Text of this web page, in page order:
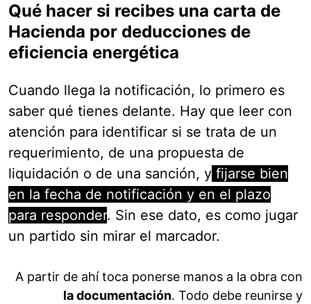
Qué hacer si recibes una carta de
Hacienda por deducciones de
eficiencia energética
Cuando llega la notificación, lo primero es
saber qué tienes delante. Hay que leer con
atención para identificar si se trata de un
requerimiento, de una propuesta de
liquidación o de una sanción, y fijarse bien
en la fecha de notificación y en el plazo
para responder. Sin ese dato, es como jugar
un partido sin mirar el marcador.
A partir de ahí toca ponerse manos a la obra con
la documentación. Todo debe reunirse y